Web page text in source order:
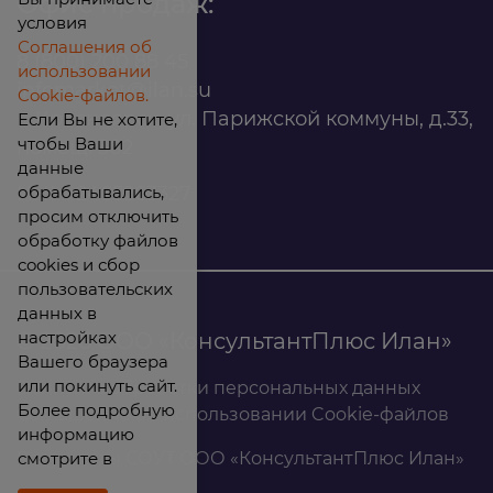
infomarket@ilan.su
г. Красноярск, ул. Парижской коммуны, д.33,
помещ. 302
ИНН: 2465263327
© 2026 ООО «КонсультантПлюс Илан»
Политика обработки персональных данных
Соглашение об использовании Cookie-файлов
Результаты СОУТ ООО «КонсультантПлюс Илан»
условия
Соглашения об
использовании
Cookie-файлов.
Если Вы не хотите,
чтобы Ваши
данные
обрабатывались,
просим отключить
обработку файлов
cookies и сбор
пользовательских
данных в
настройках
Вашего браузера
или покинуть сайт.
Более подробную
информацию
смотрите в